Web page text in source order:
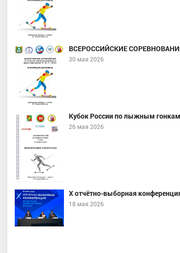
ВСЕРОССИЙСКИЕ СОРЕВНОВАНИЯ
30 мая 2026
Кубок России по лыжным гонкам
26 мая 2026
X отчётно-выборная
18 мая 2026